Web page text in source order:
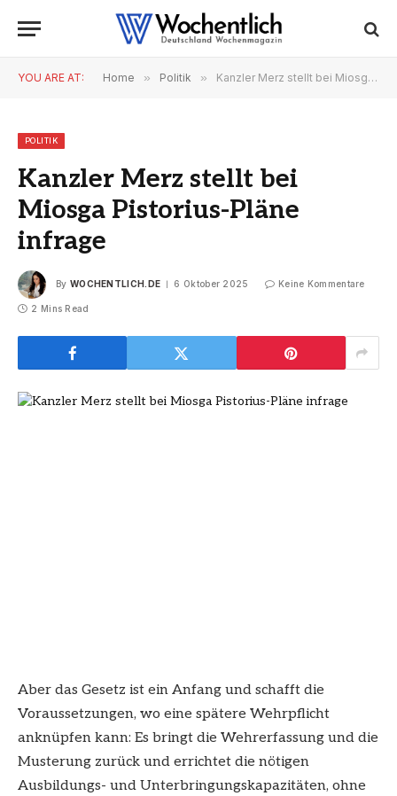
YOU ARE AT: Home » Politik » Kanzler Merz stellt bei Miosga Pistorius-Pläne infrage
POLITIK
Kanzler Merz stellt bei
Miosga Pistorius-Pläne
infrage
By WOCHENTLICH.DE 6 Oktober 2025 Keine Kommentare
2 Mins Read
Aber das Gesetz ist ein Anfang und schafft die
Voraussetzungen, wo eine spätere Wehrpflicht
anknüpfen kann: Es bringt die Wehrerfassung und die
Musterung zurück und errichtet die nötigen
Ausbildungs- und Unterbringungskapazitäten, ohne